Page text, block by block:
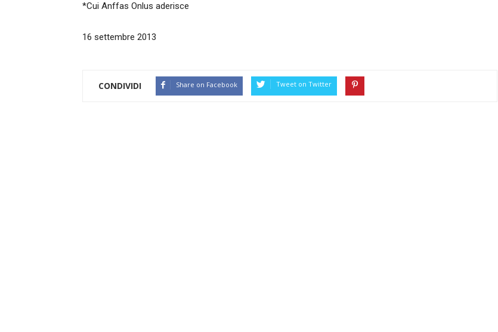
*Cui Anffas Onlus aderisce
16 settembre 2013
CONDIVIDI Share on Facebook Tweet on Twitter